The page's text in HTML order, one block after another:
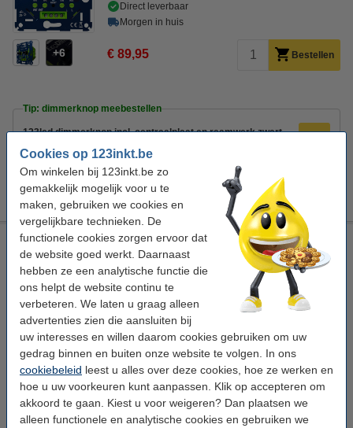
Cookies op 123inkt.be
Om winkelen bij 123inkt.be zo
gemakkelijk mogelijk voor u te
maken, gebruiken we cookies en
vergelijkbare technieken. De
functionele cookies zorgen ervoor dat
de website goed werkt. Daarnaast
hebben ze een analytische functie die
ons helpt de website continu te
verbeteren. We laten u graag alleen
advertenties zien die aansluiten bij
uw interesses en willen daarom cookies gebruiken om uw
gedrag binnen en buiten onze website te volgen. In ons
cookiebeleid leest u alles over deze cookies, hoe ze werken en
hoe u uw voorkeuren kunt aanpassen. Klik op accepteren om
akkoord te gaan. Kiest u voor weigeren? Dan plaatsen we
alleen functionele en analytische cookies en gebruiken we
6
Direct leverbaar
Morgen in huis
€ 89,95 Bestellen
Tip: dimmerknop meebestellen
123led dimmerknop incl. centraalplaat en raamwerk zwart
Dimmerknop incl. centraalplaat en raamwerk | wit | 123led
€ 6,95
EcoDim slimme inbouwdimmer wifi
7
wifi (Tuya)
af- en aansnijding
Bekijk de specificaties en omschrijving
Direct leverbaar
Morgen in huis
€ 49,50 Bestellen
Tip: dimmerknop meebestellen